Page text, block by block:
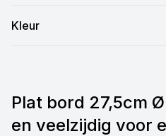
Kleur
Plat bord 27,5cm
en veelzijdig voor